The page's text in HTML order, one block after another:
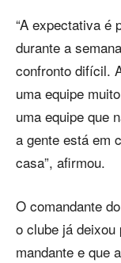
“A expectativa é
durante a
confronto difícil.
uma equipe
uma equipe que
a gente está em
casa”, afirmou.
O comandante
o clube já deixou
mandante e que